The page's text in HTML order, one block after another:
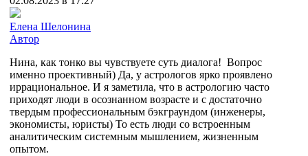
Елена Шелонина
Автор
Нина, как тонко вы чувствуете суть диалога! Вопрос
именно проективный) Да, у астрологов ярко проявлено
иррациональное. И я заметила, что в астрологию часто
приходят люди в осознанном возрасте и с достаточно
твердым профессиональным бэкграундом (инженеры,
экономисты, юристы) То есть люди со встроенным
аналитическим системным мышлением, жизненным
опытом.